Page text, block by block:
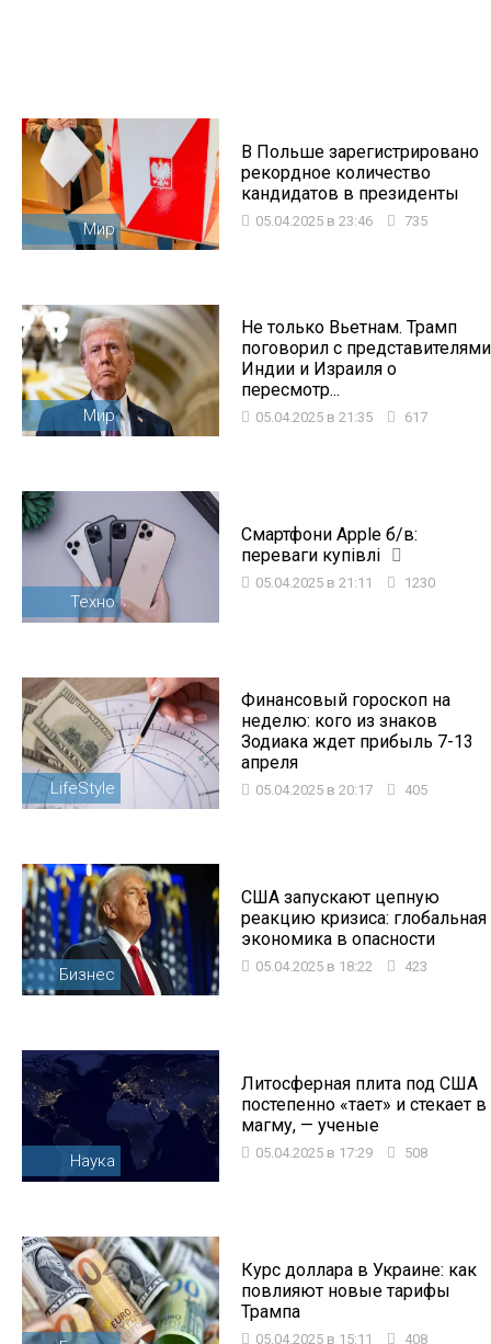
Мир
В Польше зарегистрировано
рекордное количество
кандидатов в президенты
05.04.2025 в 23:46 735
Мир
Не только Вьетнам. Трамп
поговорил с представителями
Индии и Израиля о
пересмотр...
05.04.2025 в 21:35 617
Техно
Смартфони Apple б/в:
переваги купівлі
05.04.2025 в 21:11 1230
LifeStyle
Финансовый гороскоп на
неделю: кого из знаков
Зодиака ждет прибыль 7-13
апреля
05.04.2025 в 20:17 405
Бизнес
США запускают цепную
реакцию кризиса: глобальная
экономика в опасности
05.04.2025 в 18:22 423
Наука
Литосферная плита под США
постепенно «тает» и стекает в
магму, — ученые
05.04.2025 в 17:29 508
Курс доллара в Украине: как
повлияют новые тарифы
Трампа
05.04.2025 в 15:11 408